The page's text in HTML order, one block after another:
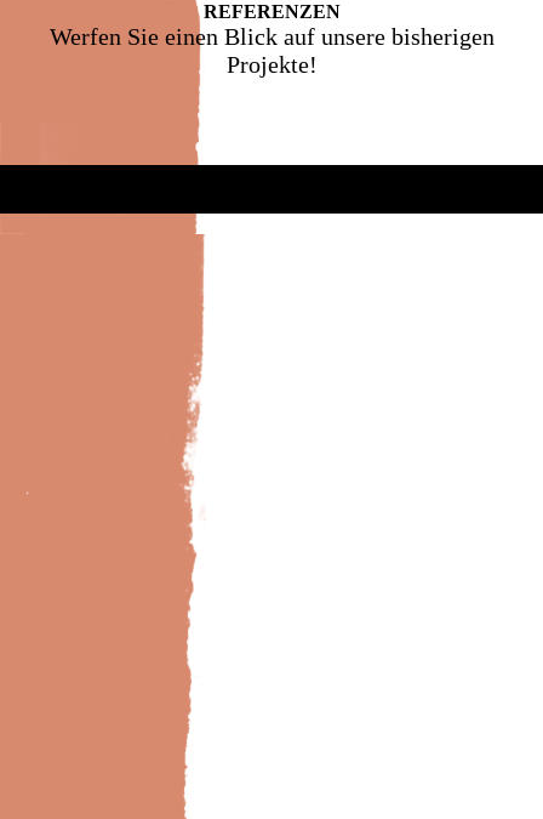
REFE­RENZEN
Werfen Sie einen Blick auf unsere bisherigen
Projekte!